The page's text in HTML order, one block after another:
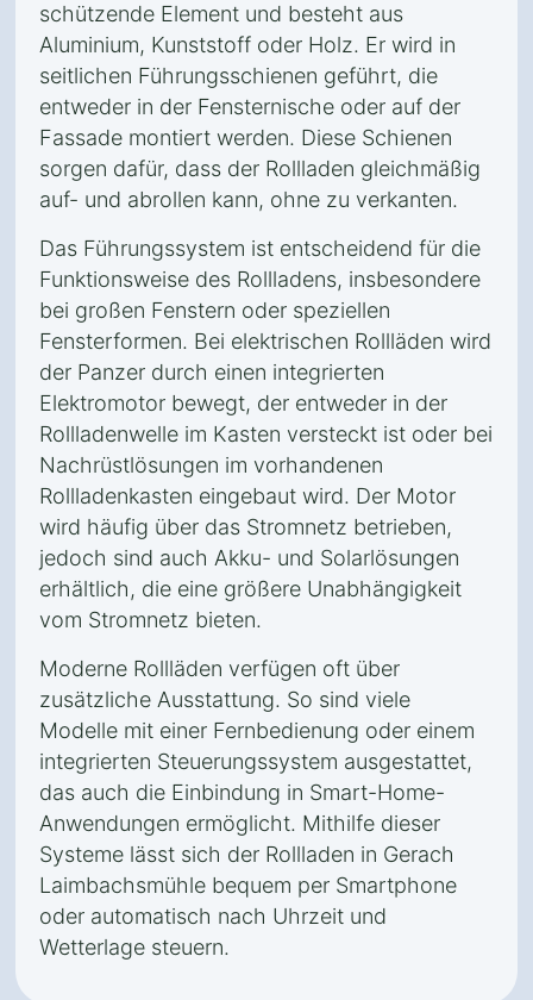
schützende Element und besteht aus
Aluminium, Kunststoff oder Holz. Er wird in
seitlichen Führungsschienen geführt, die
entweder in der Fensternische oder auf der
Fassade montiert werden. Diese Schienen
sorgen dafür, dass der Rollladen gleichmäßig
auf- und abrollen kann, ohne zu verkanten.
Das Führungssystem ist entscheidend für die
Funktionsweise des Rollladens, insbesondere
bei großen Fenstern oder speziellen
Fensterformen. Bei elektrischen Rollläden wird
der Panzer durch einen integrierten
Elektromotor bewegt, der entweder in der
Rollladenwelle im Kasten versteckt ist oder bei
Nachrüstlösungen im vorhandenen
Rollladenkasten eingebaut wird. Der Motor
wird häufig über das Stromnetz betrieben,
jedoch sind auch Akku- und Solarlösungen
erhältlich, die eine größere Unabhängigkeit
vom Stromnetz bieten.
Moderne Rollläden verfügen oft über
zusätzliche Ausstattung. So sind viele
Modelle mit einer Fernbedienung oder einem
integrierten Steuerungssystem ausgestattet,
das auch die Einbindung in Smart-Home-
Anwendungen ermöglicht. Mithilfe dieser
Systeme lässt sich der Rollladen in Gerach
Laimbachsmühle bequem per Smartphone
oder automatisch nach Uhrzeit und
Wetterlage steuern.